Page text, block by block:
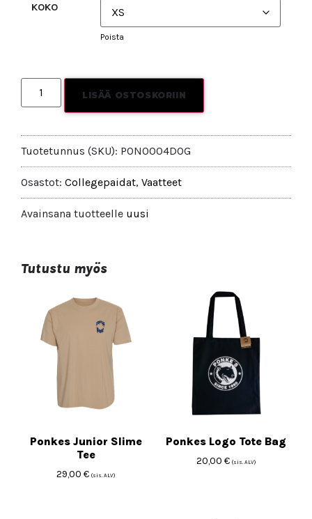
KOKO
Poista
LISÄÄ OSTOSKORIIN
Tuotetunnus (SKU): PON0004DOG
Osastot: Collegepaidat, Vaatteet
Avainsana tuotteelle uusi
Tutustu myös
Ponkes Junior Slime
Tee
29,00€ (sis. ALV)
Ponkes Logo Tote Bag
20,00€ (sis. ALV)